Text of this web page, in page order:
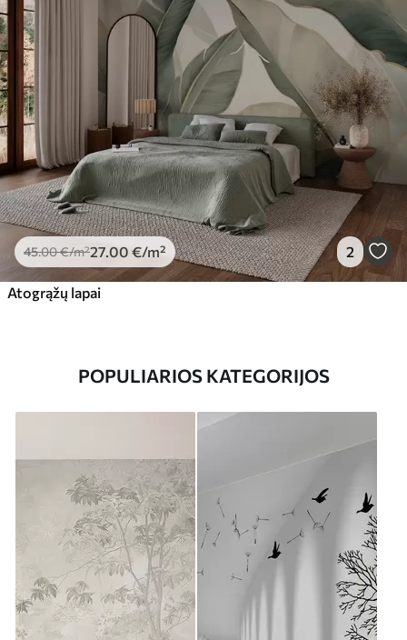
45.00€/m²27 .00 €/m² 2
Atogrąžų lapai
POPULIARIOS KATEGORIJOS